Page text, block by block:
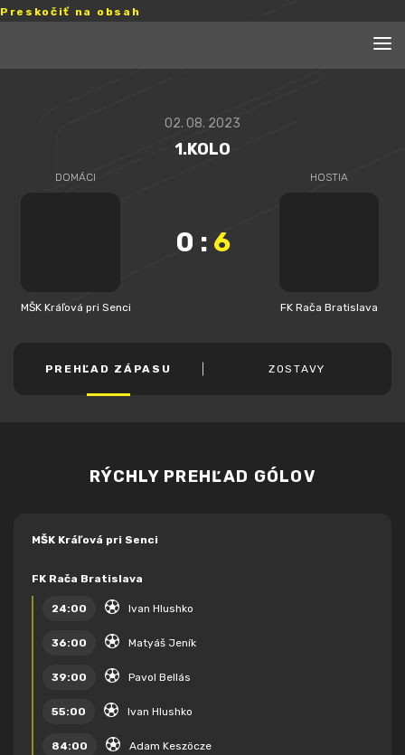
Preskočiť na obsah
02. 08. 2023
1.KOLO
DOMÁCI
MŠK Kráľová pri Senci
0 : 6
HOSTIA
FK Rača Bratislava
PREHĽAD ZÁPASU ZOSTAVY
RÝCHLY PREHĽAD GÓLOV
MŠK Kráľová pri Senci
FK Rača Bratislava
24:00 Ivan Hlushko
36:00 Matyáš Jeník
39:00 Pavol Bellás
55:00 Ivan Hlushko
84:00 Adam Keszöcze